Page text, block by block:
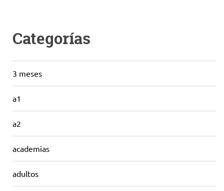
Categorías
3 meses
a1
a2
academias
adultos